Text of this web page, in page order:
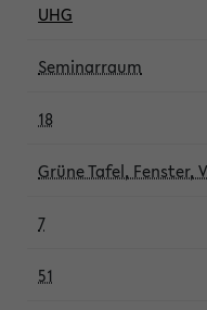
UHG
Seminarraum
18
Grüne Tafel, Fenster,
7
51